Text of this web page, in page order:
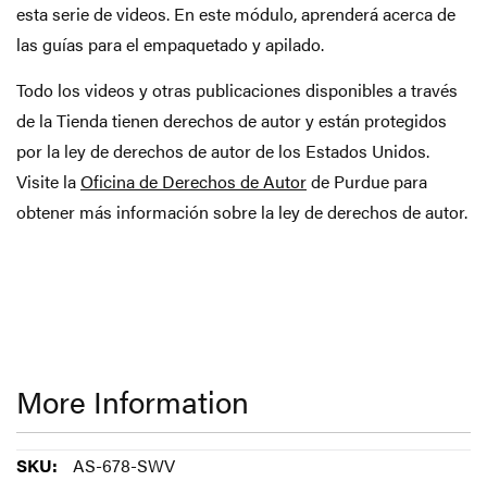
esta serie de videos. En este módulo, aprenderá acerca de
las guías para el empaquetado y apilado.
Todo los videos y otras publicaciones disponibles a través
de la Tienda tienen derechos de autor y están protegidos
por la ley de derechos de autor de los Estados Unidos.
Visite laOficina de Derechos de Autorde Purdue para
obtener más información sobre la ley de derechos de autor.
More Information
More
AS-678-SWV